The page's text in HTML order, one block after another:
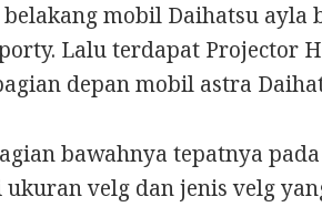
mobil Daihatsu ayla
Lalu terdapat Projector
depan mobil astra
bawahnya tepatnya
velg dan jenis velg